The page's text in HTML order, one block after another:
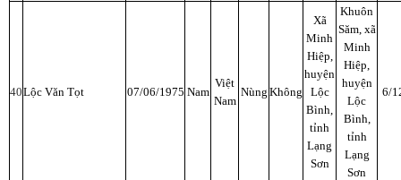
40Lộc Văn Tọt 07/06/1975 Nam
Việt
Nam
Nùng Không
Xã
Minh
Hiệp,
huyện
Lộc
Bình,
tỉnh
Lạng
Sơn
Khuôn
Săm, xã
Minh
Hiệp,
huyện
Lộc
Bình,
tỉnh
Lạng
Sơn
6/